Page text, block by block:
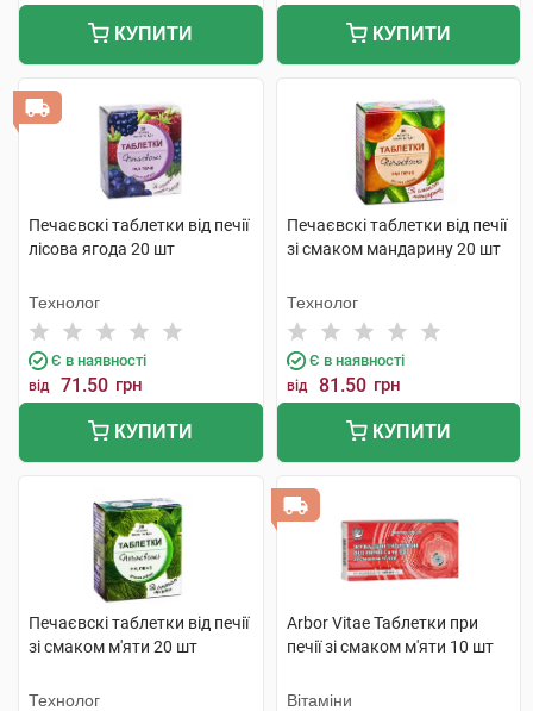
КУПИТИ КУПИТИ
Печаєвскі таблетки від печії
лісова ягода 20 шт
Технолог
Є в наявності
від 71.50 грн
КУПИТИ
Печаєвскі таблетки від печії
зі смаком мандарину 20 шт
Технолог
Є в наявності
від 81.50 грн
КУПИТИ
Печаєвскі таблетки від печії
зі смаком м'яти 20 шт
Технолог
Arbor Vitae Таблетки при
печії зі смаком м'яти 10 шт
Вітаміни